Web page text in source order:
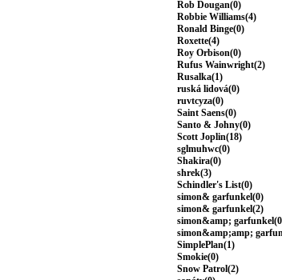
Rob Dougan(0)
Robbie Williams(4)
Ronald Binge(0)
Roxette(4)
Roy Orbison(0)
Rufus Wainwright(2)
Rusalka(1)
ruská lidová(0)
ruvtcyza(0)
Saint Saens(0)
Santo & Johny(0)
Scott Joplin(18)
sglmuhwc(0)
Shakira(0)
shrek(3)
Schindler's List(0)
simon& garfunkel(0)
simon& garfunkel(2)
simon&amp;
simon&amp;amp;
SimplePlan(1)
Smokie(0)
Snow Patrol(2)